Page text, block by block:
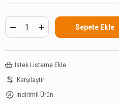
İstek Listeme Ekle
Karşılaştır
İndirimli Ürün